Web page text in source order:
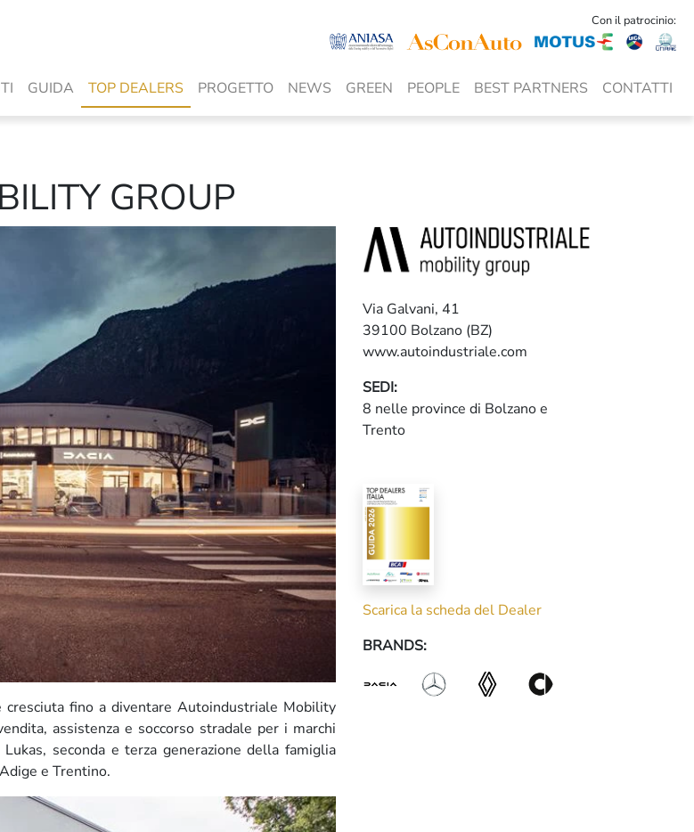
Con il patrocinio:
GUIDA TOP DEALERS PROGETTO NEWS GREEN PEOPLE BEST PARTNERS CONTATTI
GROUP
fino a diventare Autoindustriale Mobility
assistenza e soccorso stradale per i marchi
seconda e terza generazione della famiglia
e Trentino.
Via Galvani, 41
39100 Bolzano (BZ)
www.autoindustriale.com
SEDI:
8 nelle province di Bolzano e
Trento
Scarica la scheda del Dealer
BRANDS: